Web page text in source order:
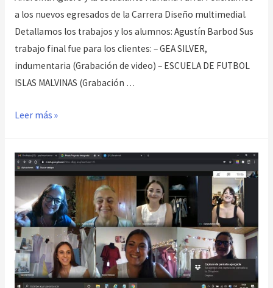
a los nuevos egresados de la Carrera Diseño multimedial.
Detallamos los trabajos y los alumnos: Agustín Barbod Sus
trabajo final fue para los clientes: – GEA SILVER,
indumentaria (Grabación de video) – ESCUELA DE FUTBOL
ISLAS MALVINAS (Grabación …
Nuevos
multimedial!
Leer más »